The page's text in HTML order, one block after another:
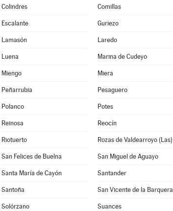
Colindres Comillas
Escalante Guriezo
Lamasón Laredo
Luena Marina de Cudeyo
Miengo Miera
Peñarrubia Pesaguero
Polanco Potes
Reinosa Reocín
Riotuerto Rozas de Valdearroyo (Las)
San Felices de Buelna San Miguel de Aguayo
Santa María de Cayón Santander
Santoña San Vicente de la Barquera
Solórzano Suances